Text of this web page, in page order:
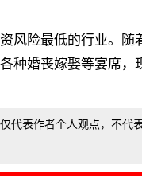
风险最低的行业。随
种婚丧嫁娶等宴席，
代表作者个人观点，不代